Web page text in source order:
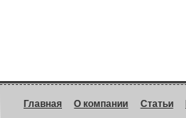
Главная О компании Статьи